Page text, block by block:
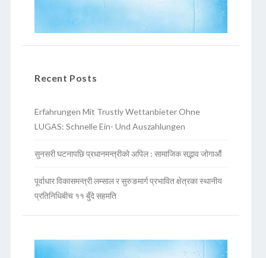
Recent Posts
Erfahrungen Mit Trustly Wettanbieter Ohne
LUGAS: Schnelle Ein- Und Auszahlungen
सुनसरी घटनापछि प्रधानमन्त्रीको अपिल : सामाजिक सद्भाव जोगाऔं
पूर्वाधार विकासमन्त्री लम्साल र सुरुङमार्ग प्रभावित क्षेत्रका स्थानीय
प्रतिनिधिबीच ११ बुँदे सहमति